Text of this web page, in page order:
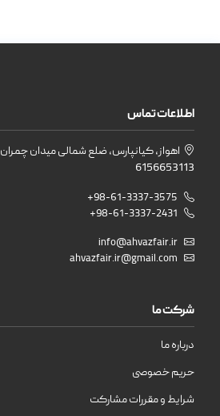
اطلاعات تماس
اهواز، کیانپارس، ضلع شمالی میدان چمران
6156653113
+98-61-3337-3575
+98-61-3337-2431
info@ahvazfair.ir
ahvazfair.ir@gmail.com
شرکت ما
درباره ما
حریم خصوصی
شرایط و مقررات مشارکت